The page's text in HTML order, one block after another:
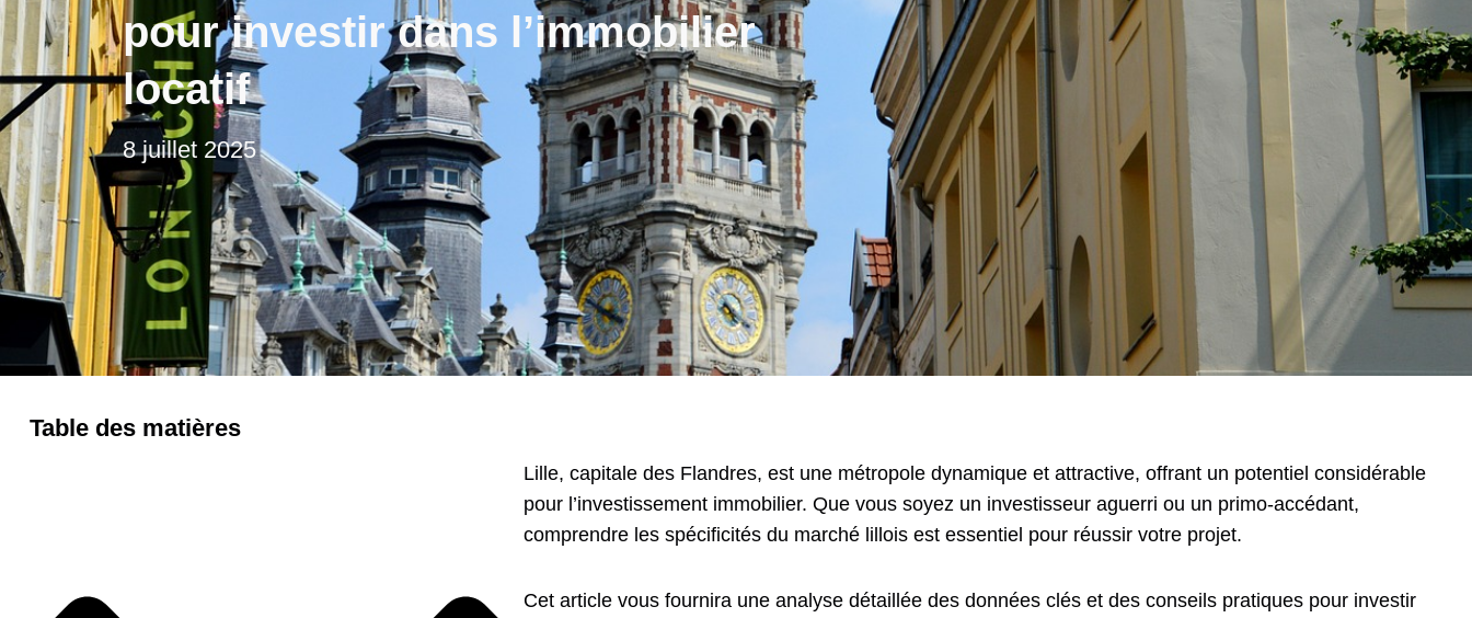
pour investir dans l’immobilier
locatif
8 juillet 2025
Table des matières
Lille, capitale des Flandres, est une métropole dynamique et attractive, offrant un potentiel considérable
pour l’investissement immobilier. Que vous soyez un investisseur aguerri ou un primo-accédant,
comprendre les spécificités du marché lillois est essentiel pour réussir votre projet.
Cet article vous fournira une analyse détaillée des données clés et des conseils pratiques pour investir